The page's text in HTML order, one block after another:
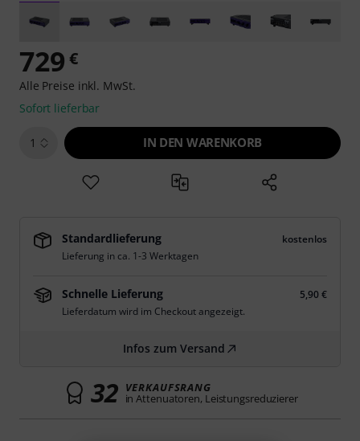
729 €
Alle Preise inkl. MwSt.
Sofort lieferbar
1 IN DEN WARENKORB
Standardlieferung
kostenlos
Lieferung in ca. 1-3 Werktagen
Schnelle Lieferung
5,90 €
Lieferdatum wird im Checkout angezeigt.
Infos zum Versand
32 VERKAUFSRANG
in Attenuatoren, Leistungsreduzierer